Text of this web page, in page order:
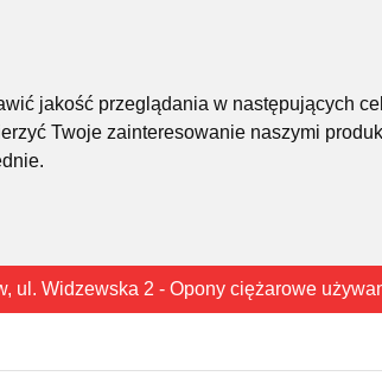
jakość przeglądania w następujących
Twoje zainteresowanie naszymi
.
ul. Widzewska 2 - Opony ciężarowe